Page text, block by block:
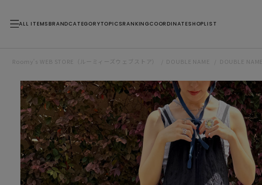
ALL ITEMS BRANDCATEGORYTOPICSRANKINGCOORDINATESHOPLIST
Roomy’s WEB STORE（ルーミィーズウェブストア） DOUBLE NAME DOUBLE